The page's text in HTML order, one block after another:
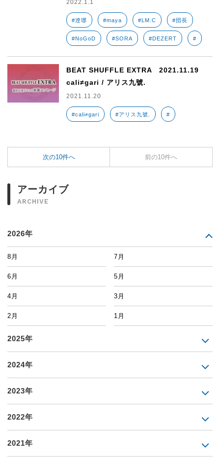
2022.1.1
#逹瑯 #maya #LM.C #団長
#NoGoD #SORA #DEZERT #
BEAT SHUFFLE EXTRA 2021.11.19
cali≠gari / アリス九號.
2021.11.20
#cali≠gari #アリス九號. #
次の10件へ 前の10件へ
アーカイブ
ARCHIVE
2026年
8月 7月
6月 5月
4月 3月
2月 1月
2025年
2024年
2023年
2022年
2021年